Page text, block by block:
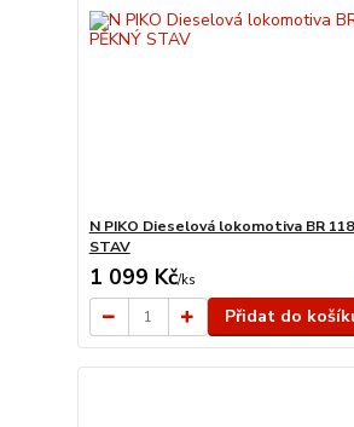
N PIKO Dieselová lokomotiva BR
STAV
1 099 Kč/ks
Přidat do